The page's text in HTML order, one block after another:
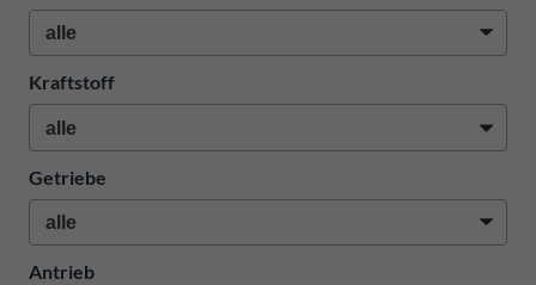
Kraftstoff
Getriebe
Antrieb